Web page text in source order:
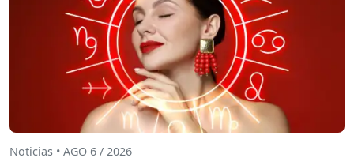
Noticias • AGO 6 / 2026